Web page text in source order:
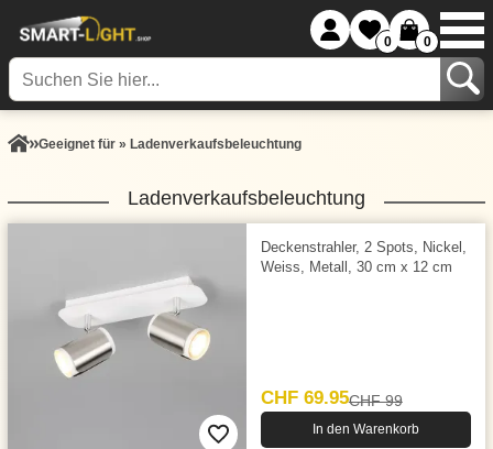
0 0
Geeignet für » Ladenverkaufsbeleuchtung
Ladenverkaufsbeleuchtung
Deckenstrahler, 2 Spots, Nickel,
Weiss, Metall, 30 cm x 12 cm
CHF 69.95CHF 99
In den Warenkorb